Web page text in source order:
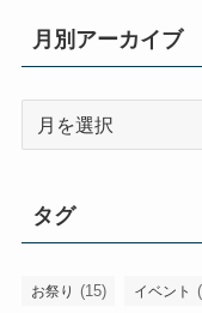
月別アーカイブ
カ
ブ
タグ
お祭り (15) イベント